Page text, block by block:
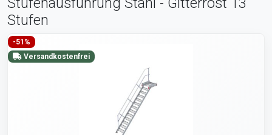
Stufen
-51%
Versandkostenfrei